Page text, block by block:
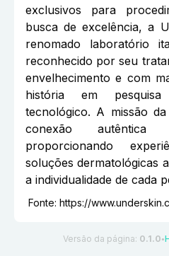
exclusivos para
busca de excelência, a
renomado laboratório
reconhecido por seu
envelhecimento e com
história em pesquisa
tecnológico. A missão
conexão
proporcionando
soluções dermatológicas
a individualidade de cada
Fonte: https://
Versão da página: 0.1.0 ●